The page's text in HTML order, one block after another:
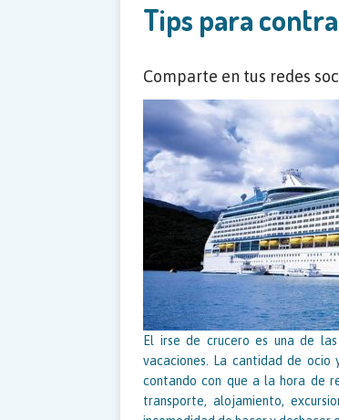
Tips para
Comparte en tus redes
El irse de crucero es una de
vacaciones. La cantidad de
contando con que a la hora de
transporte, alojamiento,